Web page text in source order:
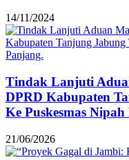
14/11/2024
Tindak Lanjuti
DPRD Kabupaten
Ke Puskesmas
21/06/2026